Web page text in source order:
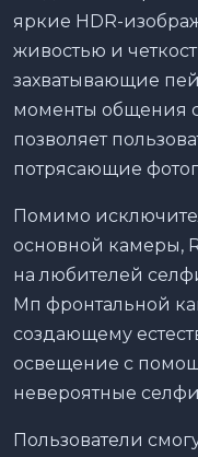
яркие HDR-
живостью и
захватывающие
моменты общения
позволяет
потрясающие
Помимо
основной камеры,
на любителей
Мп фронтальной
создающему
освещение с
невероятные
Пользователи